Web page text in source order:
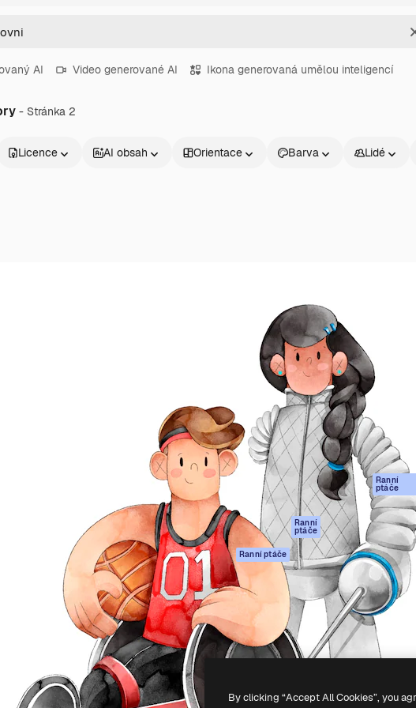
AI Video generované AI Ikona generovaná umělou inteligencí
- Stránka 2
Licence AI obsah Orientace Barva Lidé
AI generátor
obrázků
AI generátor videa
AI hlasový
generátor
Stock obsah
MCP pro
Claude/ChatGPT
Ranní
ptáče
Agenti Ranní ptáče
API
Mobilní aplikace
Všechny nástroje
Magnific
Začněte
Academy
Dokumentace
Podpora
Podmínky použití
Zásady ochrany
osobních údajů
Originály Ranní
ptáče
Zásady používání
souborů cookie
Centrum důvěry
Partneři
Firmy
© 2010-2026Freepik Company S.L.U.Všechna práva vyhrazena
By clicking “Accept All Cookies”, you